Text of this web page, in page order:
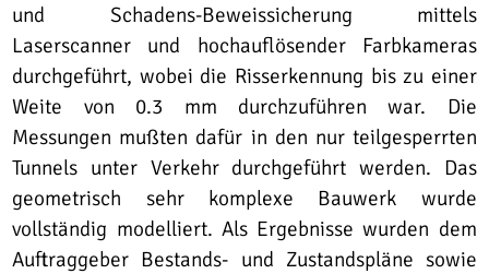
und Schadens-Beweissicherung mittels
Laserscanner und hochauflösender Farbkameras
durchgeführt, wobei die Risserkennung bis zu einer
Weite von 0.3 mm durchzuführen war. Die
Messungen mußten dafür in den nur teilgesperrten
Tunnels unter Verkehr durchgeführt werden. Das
geometrisch sehr komplexe Bauwerk wurde
vollständig modelliert. Als Ergebnisse wurden dem
Auftraggeber Bestands- und Zustandspläne sowie